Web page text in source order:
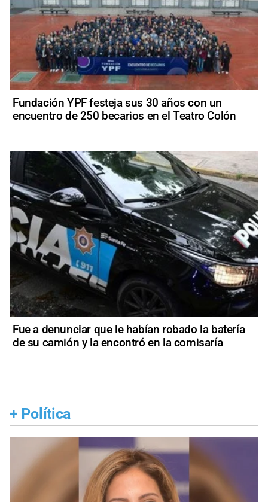
Fundación YPF festeja sus 30 años con un
encuentro de 250 becarios en el Teatro Colón
Fue a denunciar que le habían robado la batería
de su camión y la encontró en la comisaría
+ Política